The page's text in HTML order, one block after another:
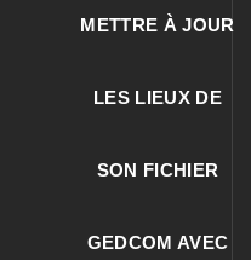
METTRE À JOUR
LES LIEUX DE
SON FICHIER
GEDCOM AVEC